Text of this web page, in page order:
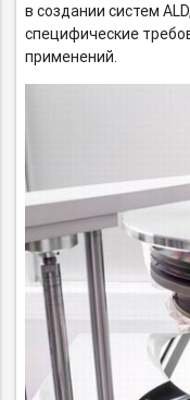
в создании систем
специфические
применений.